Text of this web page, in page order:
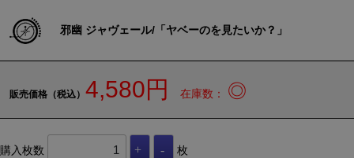
邪幽 ジャヴェール/「ヤベーのを見たいか？」
販売価格（税込） 4,580円 在庫数： ◎
購入枚数 枚